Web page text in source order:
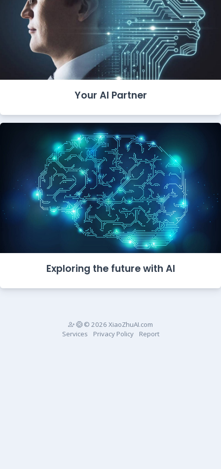
Your AI Partner
Exploring the future with AI
© 2026 XiaoZhuAI.com
Services
Privacy Policy Report